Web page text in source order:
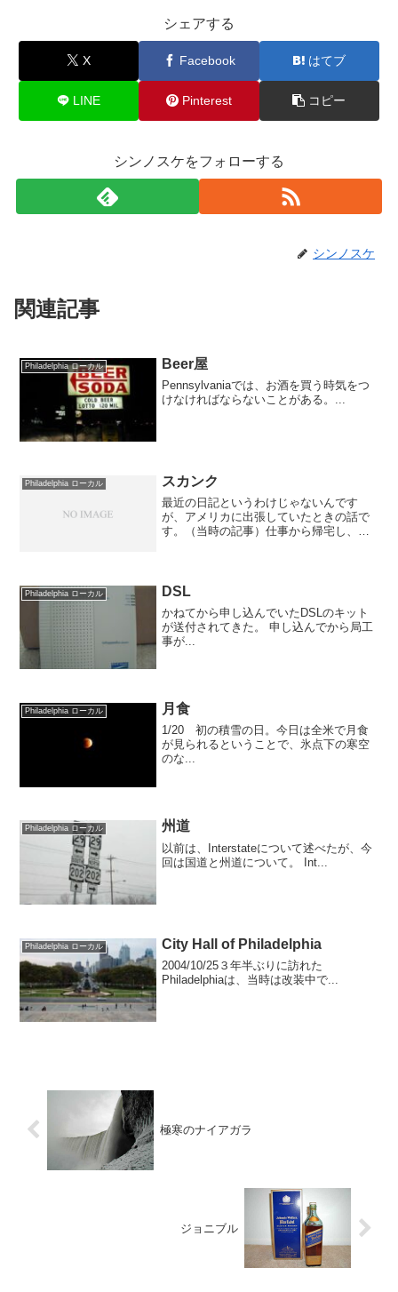
シェアする
X Facebook はてブ
LINE Pinterest コピー
シンノスケをフォローする
シンノスケ
関連記事
Philadelphia ローカル Beer屋
Pennsylvaniaでは、お酒を買う時気をつ
けなければならないことがある。...
Philadelphia ローカル スカンク
最近の日記というわけじゃないんです
が、アメリカに出張していたときの話で
す。（当時の記事）仕事から帰宅し、駐
ス）にしては大き...
Philadelphia ローカル DSL
かねてから申し込んでいたDSLのキット
が送付されてきた。 申し込んでから局工
事が...
Philadelphia ローカル 月食
1/20 初の積雪の日。今日は全米で月食
が見られるということで、氷点下の寒空
のな...
Philadelphia ローカル 州道
以前は、Interstateについて述べたが、今
回は国道と州道について。 Int...
Philadelphia ローカル City Hall of Philadelphia
2004/10/25３年半ぶりに訪れた
Philadelphiaは、当時は改装中で...
極寒のナイアガラ
ジョニブル